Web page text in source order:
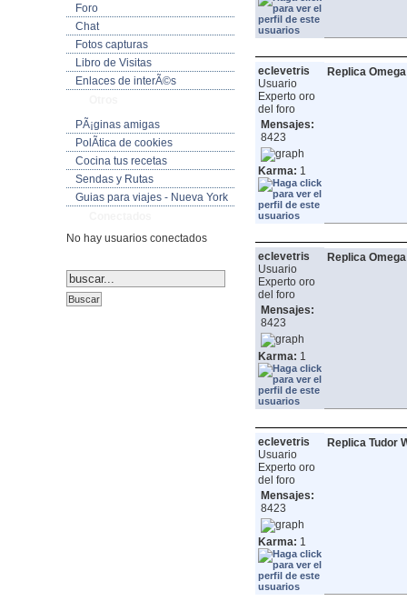
Foro
Chat
Fotos capturas
Libro de Visitas
Enlaces de interÃ©s
PÃ¡ginas amigas
PolÃ­tica de cookies
Cocina tus recetas
Sendas y Rutas
Guias para viajes - Nueva York
No hay usuarios conectados
eclevetris
Usuario
Experto oro
del foro
Mensajes:
8423
Karma: 1
Replica
eclevetris
Usuario
Experto oro
del foro
Mensajes:
8423
Karma: 1
Replica
eclevetris
Usuario
Experto oro
del foro
Mensajes:
8423
Karma: 1
Replica Tudor